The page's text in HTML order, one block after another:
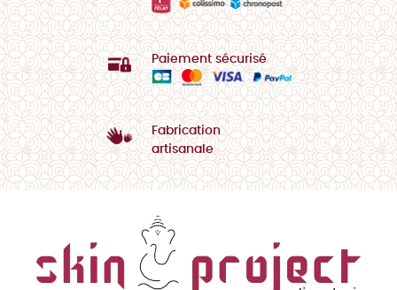
Paiement sécurisé
Fabrication
artisanale